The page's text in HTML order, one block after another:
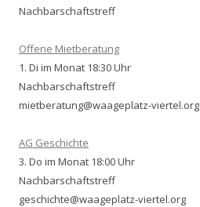
Nachbarschaftstreff
Offene Mietberatung
1. Di im Monat 18:30 Uhr
Nachbarschaftstreff
mietberatung@waageplatz-viertel.org
AG Geschichte
3. Do im Monat 18:00 Uhr
Nachbarschaftstreff
geschichte@waageplatz-viertel.org